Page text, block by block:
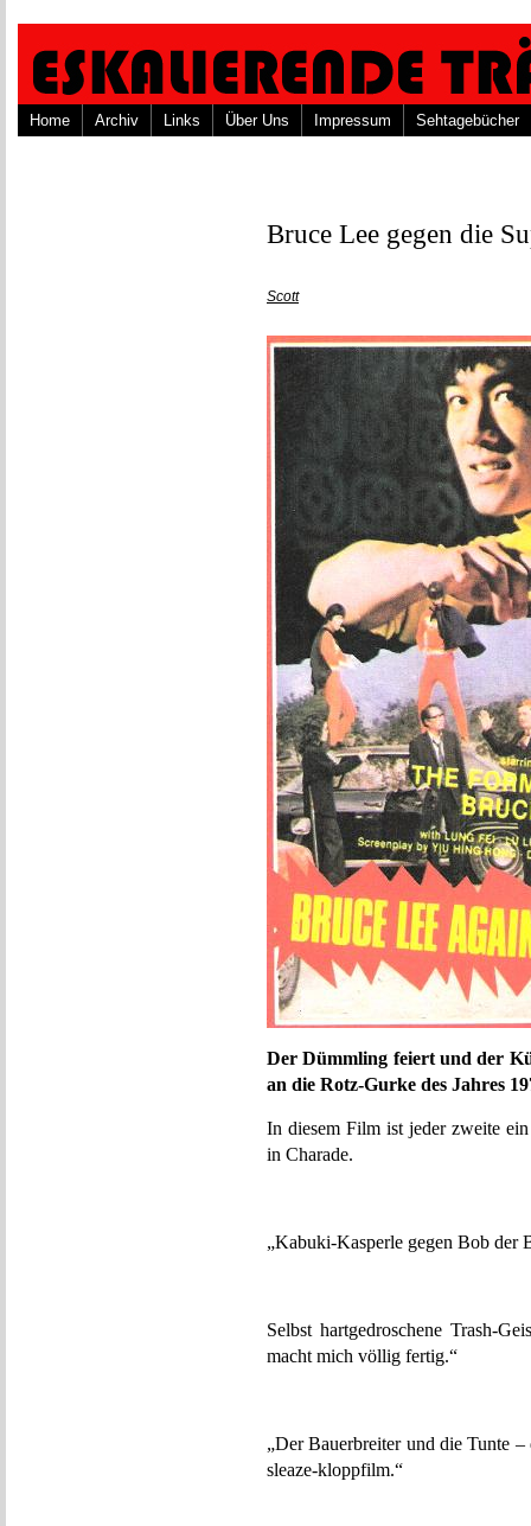
Home Archiv Links Über Uns Impressum Sehtagebücher
Bruce Lee gegen die
Scott
Der Dümmling feiert und der
an die Rotz-Gurke des Jahres
In diesem Film ist jeder zweite
in Charade.
„Kabuki-Kasperle gegen Bob der
Selbst hartgedroschene Trash-
macht mich völlig fertig.“
„Der Bauerbreiter und die Tunte
sleaze-kloppfilm.“